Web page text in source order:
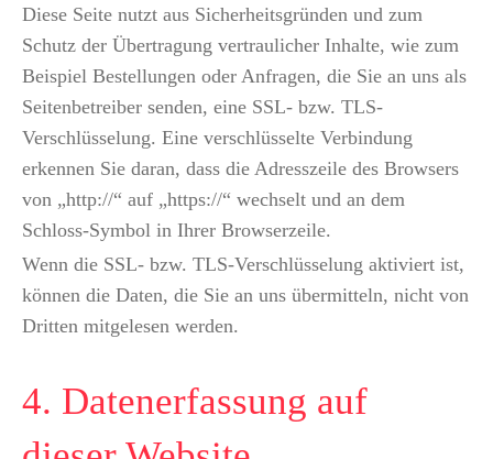
Diese Seite nutzt aus Sicherheitsgründen und zum
Schutz der Übertragung vertraulicher Inhalte, wie zum
Beispiel Bestellungen oder Anfragen, die Sie an uns als
Seitenbetreiber senden, eine SSL- bzw. TLS-
Verschlüsselung. Eine verschlüsselte Verbindung
erkennen Sie daran, dass die Adresszeile des Browsers
von „http://“ auf „https://“ wechselt und an dem
Schloss-Symbol in Ihrer Browserzeile.
Wenn die SSL- bzw. TLS-Verschlüsselung aktiviert ist,
können die Daten, die Sie an uns übermitteln, nicht von
Dritten mitgelesen werden.
4. Datenerfassung auf